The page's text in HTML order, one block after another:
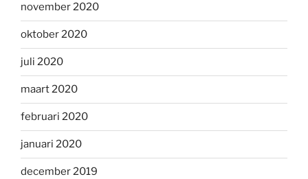
november 2020
oktober 2020
juli 2020
maart 2020
februari 2020
januari 2020
december 2019